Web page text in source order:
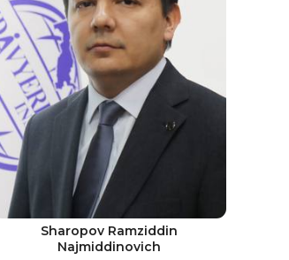
Sharopov Ramziddin
Najmiddinovich